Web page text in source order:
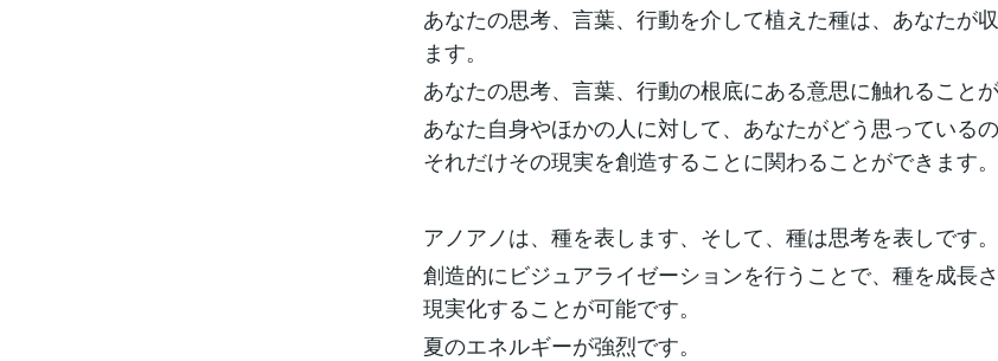
あなたの思考、言葉、行動を介して植えた種は、あなたが
ます。
あなたの思考、言葉、行動の根底にある意思に触れることが
あなた自身やほかの人に対して、あなたがどう思っているの
それだけその現実を創造することに関わることができます。
アノアノは、種を表します、そして、種は思考を表しです。
創造的にビジュアライゼーションを行うことで、種を成長
現実化することが可能です。
夏のエネルギーが強烈です。